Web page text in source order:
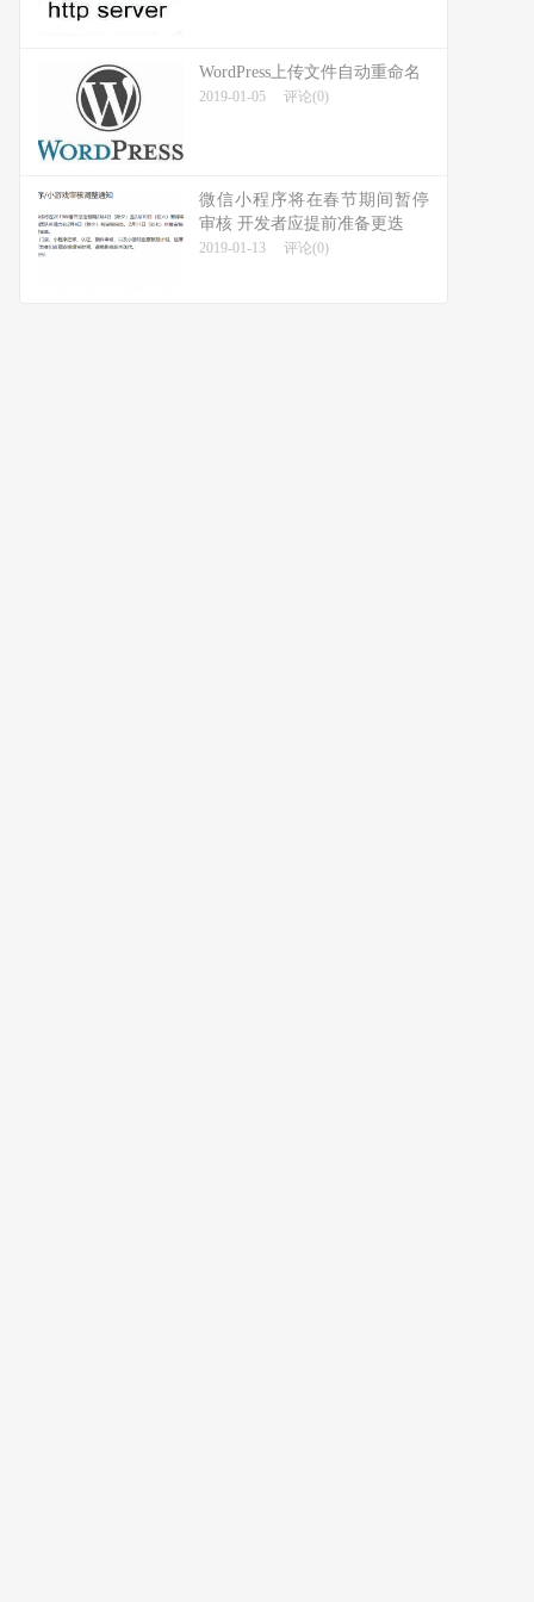
WordPress上传文件自动重命名
2019-01-05 评论(0)
微信小程序将在春节期间暂停
审核 开发者应提前准备更迭
2019-01-13 评论(0)